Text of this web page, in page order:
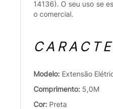
14136). O seu uso se
o comercial.
Modelo: Extensão
Comprimento: 5,0M
Cor: Preta